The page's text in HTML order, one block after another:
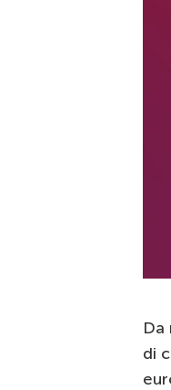
Da
di